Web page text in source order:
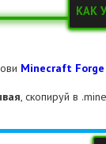
КАК
Minecraft Forge
, скопируй в